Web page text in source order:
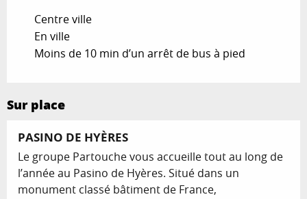
Centre ville
En ville
Moins de 10 min d’un arrêt de bus à pied
Sur place
PASINO DE HYÈRES
Le groupe Partouche vous accueille tout au long de
l’année au Pasino de Hyères. Situé dans un
monument classé bâtiment de France,